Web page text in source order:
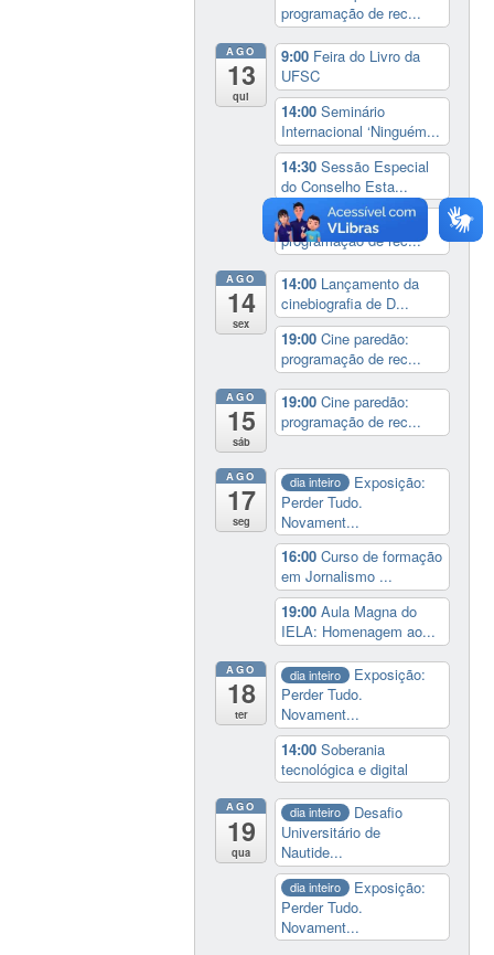
programação de rec...
AGO
13
qui
9:00 Feira do Livro da
UFSC
14:00Seminário
Internacional ‘Ninguém...
14:30Sessão Especial
do Conselho Esta...
19:00 Cine paredão:
programação de rec...
AGO
14
sex
14:00 Lançamento da
cinebiografia de D...
19:00Cine paredão:
programação de rec...
AGO
15
sáb
19:00Cine paredão:
programação de rec...
AGO
17
seg
dia inteiro
Exposição:
Perder Tudo.
Novament...
16:00Curso de formação
em Jornalismo ...
19:00Aula Magna do
IELA: Homenagem ao...
AGO
18
ter
dia inteiro
Exposição:
Perder Tudo.
Novament...
14:00Soberania
tecnológica e digital
AGO
19
qua
dia inteiro
Desafio
Universitário de
Nautide...
dia inteiro
Exposição:
Perder Tudo.
Novament...